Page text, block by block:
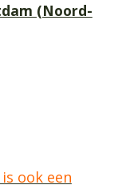
(Noord-
ook een